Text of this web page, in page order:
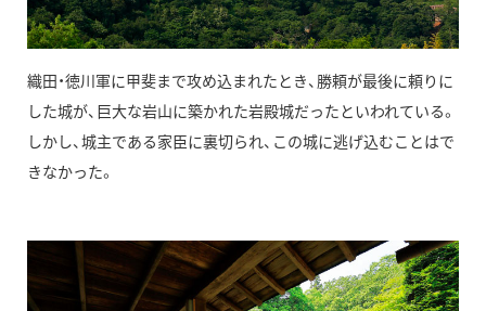
織田・徳川軍に甲斐まで攻め込まれたとき、勝頼が最後に頼りに
した城が、巨大な岩山に築かれた岩殿城だったといわれている。
しかし、城主である家臣に裏切られ、この城に逃げ込むことはで
きなかった。